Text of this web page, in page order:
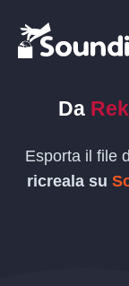
Da
Esporta il file
ricreala su